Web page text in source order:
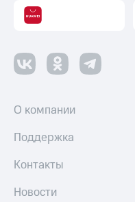
О компании
Поддержка
Контакты
Новости